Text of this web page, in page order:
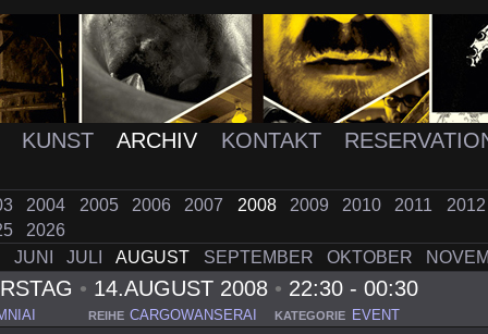
KUNST ARCHIV KONTAKT
2004 2005 2006 2007 2008 2009 2010 2011
2026
JUNI JULI AUGUST SEPTEMBER OKTOBER
• 14.AUGUST 2008 • 22:30 - 00:30
REIHE CARGOWANSERAI KATEGORIE EVENT